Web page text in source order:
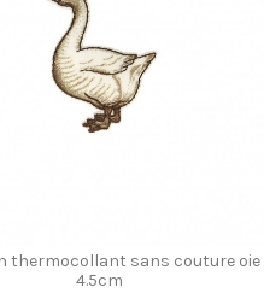
thermocollant sans couture oie
4.5cm